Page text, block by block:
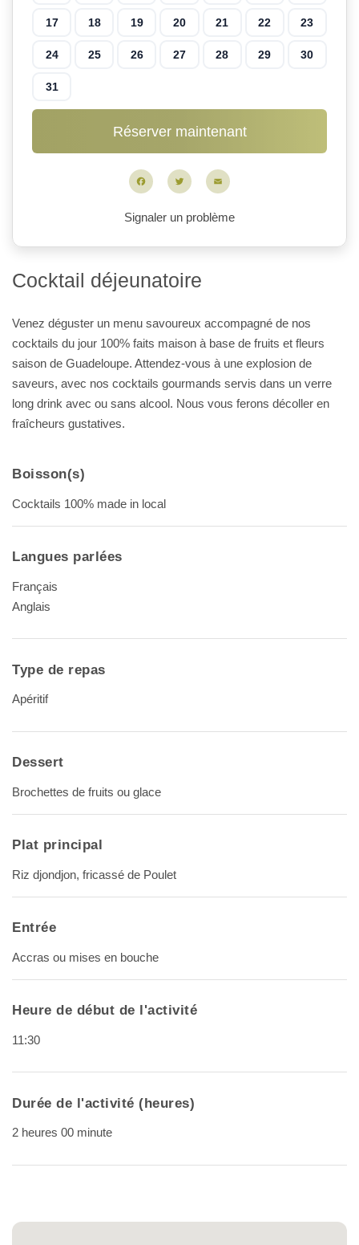
Cocktail déjeunatoire
Venez déguster un menu savoureux accompagné de nos
cocktails du jour 100% faits maison à base de fruits et fleurs
saison de Guadeloupe. Attendez-vous à une explosion de
saveurs, avec nos cocktails gourmands servis dans un verre
long drink avec ou sans alcool. Nous vous ferons décoller en
fraîcheurs gustatives.
Boisson(s)
Cocktails 100% made in local
Langues parlées
Français
Anglais
Type de repas
Apéritif
Dessert
Brochettes de fruits ou glace
Plat principal
Riz djondjon, fricassé de Poulet
Entrée
Accras ou mises en bouche
Heure de début de l'activité
11:30
Durée de l'activité (heures)
2 heures 00 minute
17 18 19 20 21 22 23
24 25 26 27 28 29 30
31
FacebookTwitter
Signaler un problème